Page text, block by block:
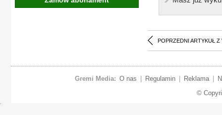
POPRZEDNI ARTYKUŁ Z
Gremi Media: O nas Regulamin Reklama
©